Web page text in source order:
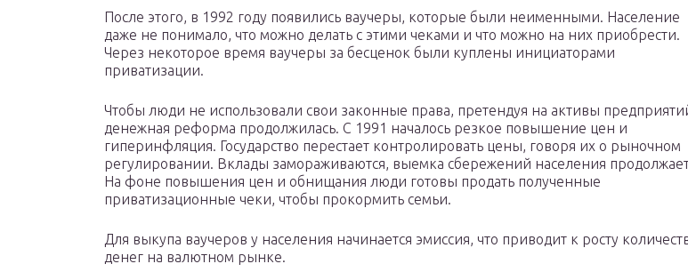
После этого, в 1992 году появились ваучеры, которые были неименными. Население
даже не понимало, что можно делать с этими чеками и что можно на них приобрести.
Через некоторое время ваучеры за бесценок были куплены инициаторами
приватизации.
Чтобы люди не использовали свои законные права, претендуя на активы
денежная реформа продолжилась. С 1991 началось резкое повышение цен и
гиперинфляция. Государство перестает контролировать цены, говоря их о рыночном
регулировании. Вклады замораживаются, выемка сбережений населения
На фоне повышения цен и обнищания люди готовы продать полученные
приватизационные чеки, чтобы прокормить семьи.
Для выкупа ваучеров у населения начинается эмиссия, что приводит к росту
денег на валютном рынке.